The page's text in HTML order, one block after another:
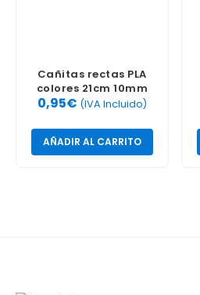
Cañitas rectas PLA
colores 21cm 10mm
25uds
0,95€ (IVA Incluido)
AÑADIR AL CARRITO